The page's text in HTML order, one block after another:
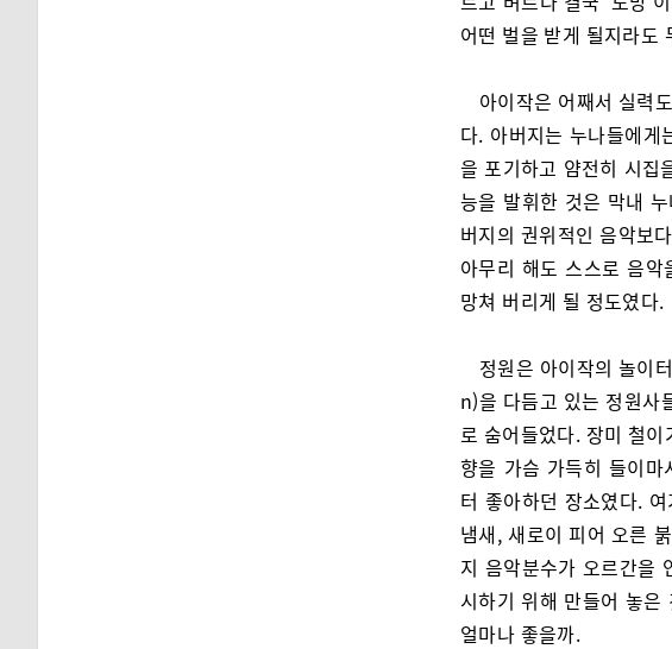
어떤 벌을 받게 될지라도
아이작은 어째서 실력
다. 아버지는 누나들에
을 포기하고 얌전히 시집
능을 발휘한 것은 막내
버지의 권위적인 음악보
아무리 해도 스스로 음
망쳐 버리게 될 정도였다.
정원은 아이작의 놀이
n)을 다듬고 있는 정원사
로 숨어들었다. 장미 철
향을 가슴 가득히 들이
터 좋아하던 장소였다.
냄새, 새로이 피어 오른
지 음악분수가 오르간을
시하기 위해 만들어 놓
얼마나 좋을까.